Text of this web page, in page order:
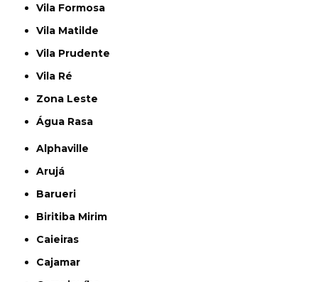
Vila Formosa
Vila Matilde
Vila Prudente
Vila Ré
Zona Leste
Água Rasa
Alphaville
Arujá
Barueri
Biritiba Mirim
Caieiras
Cajamar